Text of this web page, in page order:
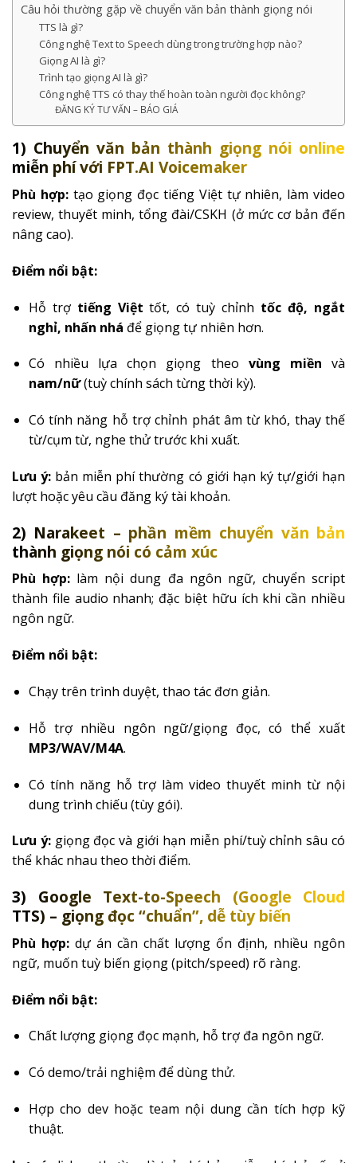
Câu hỏi thường gặp về chuyển văn bản thành giọng nói
TTS là gì?
Công nghệ Text to Speech dùng trong trường hợp nào?
Giọng AI là gì?
Trình tạo giọng AI là gì?
Công nghệ TTS có thay thế hoàn toàn người đọc không?
ĐĂNG KÝ TƯ VẤN – BÁO GIÁ
1) Chuyển văn bản thành giọng nói online
miễn phí với FPT.AI Voicemaker
Phù hợp:tạo giọng đọc tiếng Việt tự nhiên, làm video
review, thuyết minh, tổng đài/CSKH (ở mức cơ bản đến
nâng cao).
Điểm nổi bật:
Hỗ trợ tiếng Việt tốt, có tuỳ chỉnh tốc độ, ngắt
nghỉ, nhấn nhá để giọng tự nhiên hơn.
Có nhiều lựa chọn giọng theo vùng miền và
nam/nữ(tuỳ chính sách từng thời kỳ).
Có tính năng hỗ trợ chỉnh phát âm từ khó, thay thế
từ/cụm từ, nghe thử trước khi xuất.
Lưu ý: bản miễn phí thường có giới hạn ký tự/giới hạn
lượt hoặc yêu cầu đăng ký tài khoản.
2) Narakeet – phần mềm chuyển văn bản
thành giọng nói có cảm xúc
Phù hợp: làm nội dung đa ngôn ngữ, chuyển script
thành file audio nhanh; đặc biệt hữu ích khi cần nhiều
ngôn ngữ.
Điểm nổi bật:
Chạy trên trình duyệt, thao tác đơn giản.
Hỗ trợ nhiều ngôn ngữ/giọng đọc, có thể xuất
MP3/WAV/M4A.
Có tính năng hỗ trợ làm video thuyết minh từ nội
dung trình chiếu (tùy gói).
Lưu ý:giọng đọc và giới hạn miễn phí/tuỳ chỉnh sâu có
thể khác nhau theo thời điểm.
3) Google Text-to-Speech (Google Cloud
TTS) – giọng đọc “chuẩn”, dễ tùy biến
Phù hợp: dự án cần chất lượng ổn định, nhiều ngôn
ngữ, muốn tuỳ biến giọng (pitch/speed) rõ ràng.
Điểm nổi bật:
Chất lượng giọng đọc mạnh, hỗ trợ đa ngôn ngữ.
Có demo/trải nghiệm để dùng thử.
Hợp cho dev hoặc team nội dung cần tích hợp kỹ
thuật.